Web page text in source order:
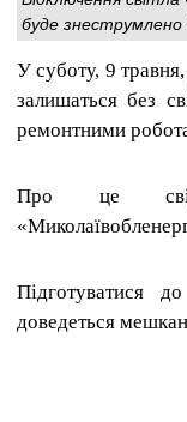
буде
У суботу, 9
залишаться без
ремонтними
Про це
Підготуватися
доведеться